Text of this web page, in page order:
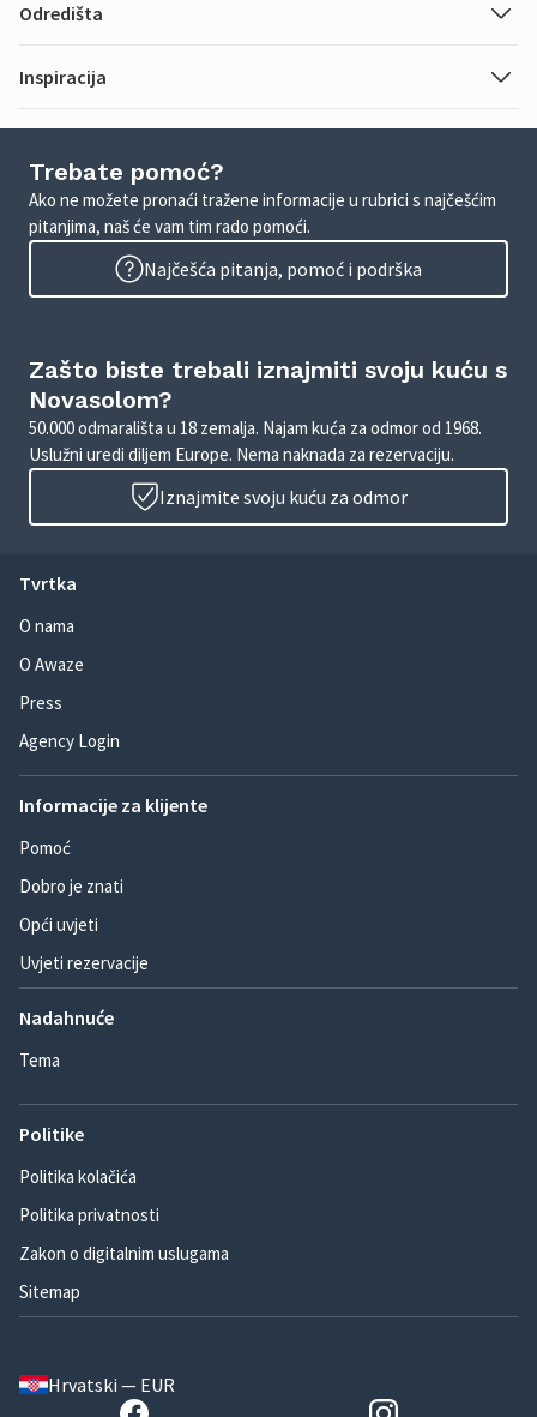
Odredišta
Inspiracija
Trebate pomoć?
Ako ne možete pronaći tražene informacije u rubrici s najčešćim
pitanjima, naš će vam tim rado pomoći.
Najčešća pitanja, pomoć i podrška
Zašto biste trebali iznajmiti svoju kuću s
Novasolom?
50.000 odmarališta u 18 zemalja. Najam kuća za odmor od 1968.
Uslužni uredi diljem Europe. Nema naknada za rezervaciju.
Iznajmite svoju kuću za odmor
Tvrtka
O nama
O Awaze
Press
Agency Login
Informacije za klijente
Pomoć
Dobro je znati
Opći uvjeti
Uvjeti rezervacije
Nadahnuće
Tema
Politike
Politika kolačića
Politika privatnosti
Zakon o digitalnim uslugama
Sitemap
Hrvatski — EUR